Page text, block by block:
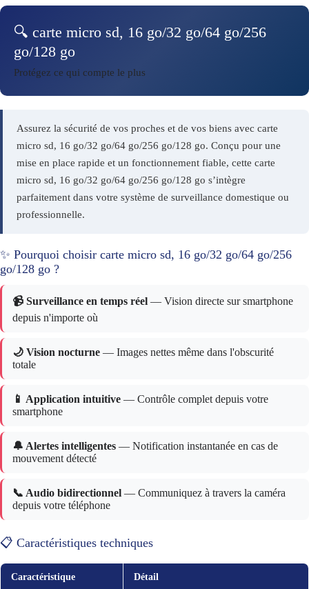
🔍 carte micro sd, 16 go/32 go/64 go/256
go/128 go
Protégez ce qui compte le plus
Assurez la sécurité de vos proches et de vos biens avec carte
micro sd, 16 go/32 go/64 go/256 go/128 go. Conçu pour une
mise en place rapide et un fonctionnement fiable, cette carte
micro sd, 16 go/32 go/64 go/256 go/128 go s’intègre
parfaitement dans votre système de surveillance domestique ou
professionnelle.
✨ Pourquoi choisir carte micro sd, 16 go/32 go/64 go/256
go/128 go ?
📹 Surveillance en temps réel — Vision directe sur smartphone
depuis n'importe où
🌙 Vision nocturne — Images nettes même dans l'obscurité
totale
📱 Application intuitive — Contrôle complet depuis votre
smartphone
🔔 Alertes intelligentes — Notification instantanée en cas de
mouvement détecté
📞 Audio bidirectionnel — Communiquez à travers la caméra
depuis votre téléphone
📋 Caractéristiques techniques
Caractéristique Détail